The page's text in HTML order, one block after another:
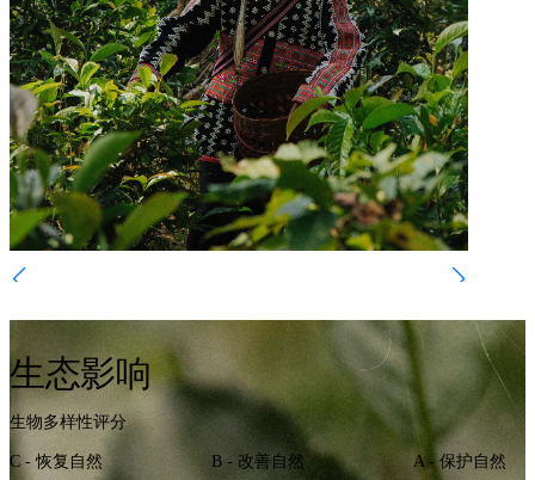
生态影响
生物多样性评分
C - 恢复自然 B - 改善自然 A - 保护自然